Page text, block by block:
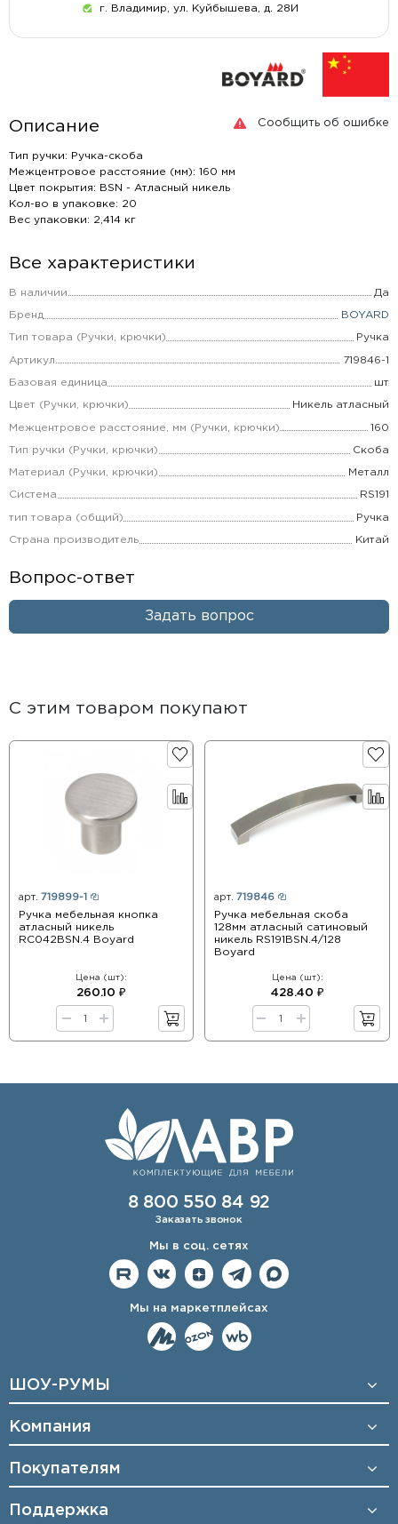
г. Владимир, ул. Куйбышева, д. 28И
Сообщить об ошибке
Описание
Тип ручки: Ручка-скоба
Межцентровое расстояние (мм): 160 мм
Цвет покрытия: BSN - Атласный никель
Кол-во в упаковке: 20
Вес упаковки: 2,414 кг
Все характеристики
В наличии Да
Бренд BOYARD
Тип товара (Ручки, крючки) Ручка
Артикул 719846-1
Базовая единица шт
Цвет (Ручки, крючки) Никель атласный
Межцентровое расстояние, мм (Ручки, крючки) 160
Тип ручки (Ручки, крючки) Скоба
Материал (Ручки, крючки) Металл
Система RS191
тип товара (общий) Ручка
Страна производитель Китай
Вопрос-ответ
Задать вопрос
С этим товаром покупают
арт. 719899-1
Ручка мебельная кнопка
атласный никель
RC042BSN.4 Boyard
Цена (шт):
260.10 ₽
арт. 719846
Ручка мебельная скоба
128мм атласный сатиновый
никель RS191BSN.4/128
Boyard
Цена (шт):
428.40 ₽
8 800 550 84 92
Заказать звонок
Мы в соц. сетях
Мы на маркетплейсах
ШОУ-РУМЫ
Компания
Покупателям
Поддержка